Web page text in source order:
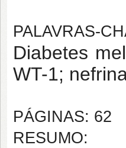
PALAVRAS-
Diabetes
WT-1;
PÁGINAS: 62
RESUMO: